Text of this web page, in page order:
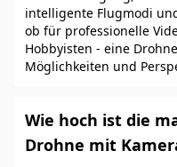
intelligente Flugmodi
ob für professionelle
Hobbyisten - eine
Möglichkeiten und
Wie hoch ist die
Drohne mit